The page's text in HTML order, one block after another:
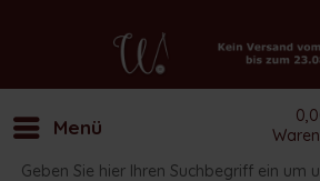
Menü